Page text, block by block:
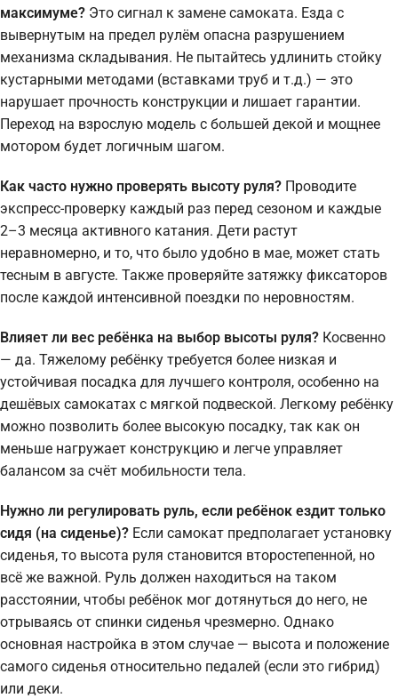
максимуме? Это сигнал к замене самоката. Езда с
вывернутым на предел рулём опасна разрушением
механизма складывания. Не пытайтесь удлинить стойку
кустарными методами (вставками труб и т.д.) — это
нарушает прочность конструкции и лишает гарантии.
Переход на взрослую модель с большей декой и мощнее
мотором будет логичным шагом.
Как часто нужно проверять высоту руля? Проводите
экспресс-проверку каждый раз перед сезоном и каждые
2–3 месяца активного катания. Дети растут
неравномерно, и то, что было удобно в мае, может стать
тесным в августе. Также проверяйте затяжку фиксаторов
после каждой интенсивной поездки по неровностям.
Влияет ли вес ребёнка на выбор высоты руля? Косвенно
— да. Тяжелому ребёнку требуется более низкая и
устойчивая посадка для лучшего контроля, особенно на
дешёвых самокатах с мягкой подвеской. Легкому ребёнку
можно позволить более высокую посадку, так как он
меньше нагружает конструкцию и легче управляет
балансом за счёт мобильности тела.
Нужно ли регулировать руль, если ребёнок ездит только
сидя (на сиденье)? Если самокат предполагает установку
сиденья, то высота руля становится второстепенной, но
всё же важной. Руль должен находиться на таком
расстоянии, чтобы ребёнок мог дотянуться до него, не
отрываясь от спинки сиденья чрезмерно. Однако
основная настройка в этом случае — высота и положение
самого сиденья относительно педалей (если это гибрид)
или деки.